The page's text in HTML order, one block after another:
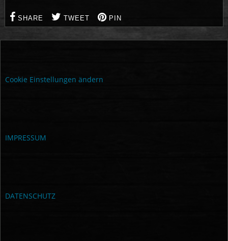
SHARE TWEET PIN
Cookie Einstellungen ändern
IMPRESSUM
DATENSCHUTZ